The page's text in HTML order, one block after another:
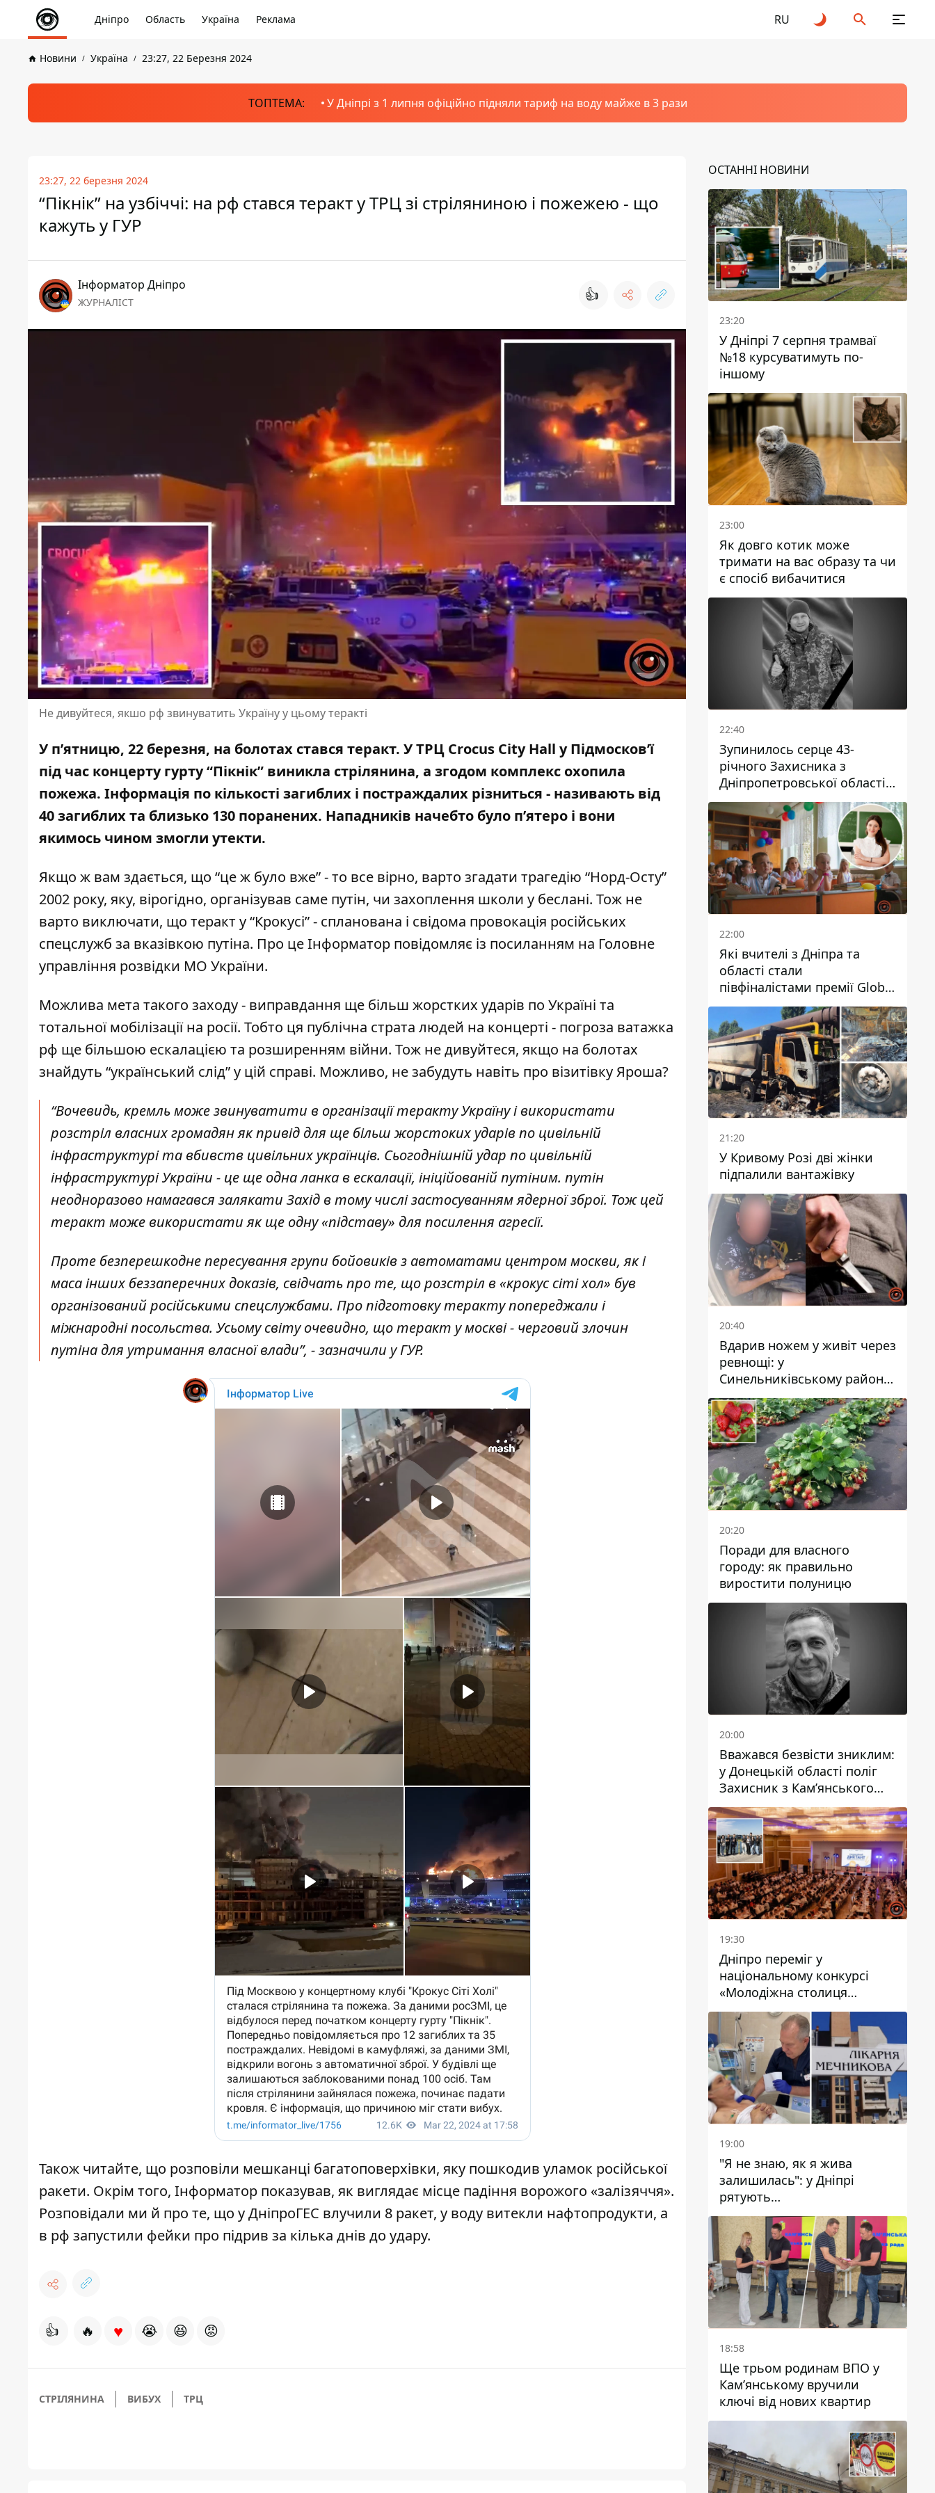
Дніпро Область Україна Реклама RU
Новини Україна 23:27, 22 Березня 2024
ТОПТЕМА: У Дніпрі з 1 липня офіційно підняли тариф на воду майже в 3 рази
23:27, 22 березня 2024
“Пікнік” на узбіччі: на рф стався теракт у ТРЦ зі стріляниною і пожежею - що
кажуть у ГУР
Інформатор Дніпро
ЖУРНАЛІСТ 👍
Не дивуйтеся, якшо рф звинуватить Україну у цьому теракті
У п’ятницю, 22 березня, на болотах стався теракт. У ТРЦ Crocus City Hall у Підмосков’ї
під час концерту гурту “Пікнік” виникла стрілянина, а згодом комплекс охопила
пожежа. Інформація по кількості загиблих і постраждалих різниться - називають від
40 загиблихта близько 130 поранених. Нападників начебто було п’ятеро і вони
якимось чином змогли утекти.
Якщо ж вам здається, що “це ж було вже” - то все вірно, варто згадати трагедію “Норд-Осту”
2002 року, яку, вірогідно, організував саме путін, чи захоплення школи у беслані. Тож не
варто виключати, що теракт у “Крокусі” - спланована і свідома провокація російських
спецслужб за вказівкою путіна. Про це Інформатор повідомляє із посиланням на Головне
управління розвідки МО України.
Можлива мета такого заходу - виправдання ще більш жорстких ударів по Україні та
тотальної мобілізації на росії. Тобто ця публічна страта людей на концерті - погроза ватажка
рф ще більшою ескалацією та розширенням війни. Тож не дивуйтеся, якщо на болотах
знайдуть “український слід”у цій справі. Можливо, не забудуть навіть про візитівку Яроша?
“Вочевидь, кремль може звинуватити в організації теракту Україну і використати
розстріл власних громадян як привід для ще більш жорстоких ударів по цивільній
інфраструктурі та вбивств цивільних українців. Сьогоднішній удар по цивільній
інфраструктурі України - це ще одна ланка в ескалації, ініційованій путіним. путін
неодноразово намагався залякати Захід в тому числі застосуванням ядерної зброї. Тож цей
теракт може використати як ще одну «підставу» для посилення агресії.
Проте безперешкодне пересування групи бойовиків з автоматами центром москви, як і
маса інших беззаперечних доказів, свідчать про те, що розстріл в «крокус сіті хол» був
організований російськими спецслужбами. Про підготовку теракту попереджали і
міжнародні посольства. Усьому світу очевидно, що теракт у москві - черговий злочин
путіна для утримання власної влади”, - зазначили у ГУР.
Також читайте, що розповіли мешканці багатоповерхівки, яку пошкодив уламок російської
ракети. Окрім того, Інформатор показував, як виглядає місце падіння ворожого «залізяччя».
Розповідали ми й про те, що у ДніпроГЕС влучили 8 ракет, у воду витекли нафтопродукти, а
в рф запустили фейки про підрив за кілька днів до удару.
👍 🔥 ♥ 😭 😆 😡
СТРІЛЯНИНА ВИБУХ ТРЦ
ОСТАННІ НОВИНИ
23:20
У Дніпрі 7 серпня трамваї
№18 курсуватимуть по-
іншому
23:00
Як довго котик може
тримати на вас образу та чи
є спосіб вибачитися
22:40
Зупинилось серце 43-
річного Захисника з
Дніпропетровської області
Євгена Зінченка
22:00
Які вчителі з Дніпра та
області стали
півфіналістами премії Global
Teacher Prize Ukraine 2026
21:20
У Кривому Розі дві жінки
підпалили вантажівку
20:40
Вдарив ножем у живіт через
ревнощі: у
Синельниківському районі
затримали 49-річного
чоловіка за вбивство
20:20
Поради для власного
городу: як правильно
виростити полуницю
20:00
Вважався безвісти зниклим:
у Донецькій області поліг
Захисник з Кам’янського
Антон Красовський
19:30
Дніпро переміг у
національному конкурсі
«Молодіжна столиця
України – 2026»
19:00
"Я не знаю, як я жива
залишилась": у Дніпрі
рятують
військовослужбовицю та
мати чотирьох дітей, яку
поранив КАБ
18:58
Ще трьом родинам ВПО у
Кам’янському вручили
ключі від нових квартир